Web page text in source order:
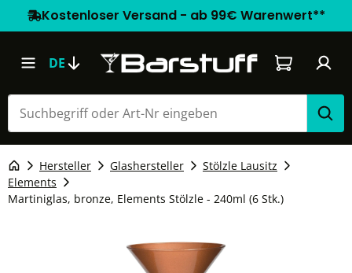
Kostenloser Versand - ab 99€ Warenwert**
DE Warenkorb
Hersteller Glashersteller
Stölzle Lausitz
Elements
Martiniglas, bronze, Elements Stölzle - 240ml (6 Stk.)